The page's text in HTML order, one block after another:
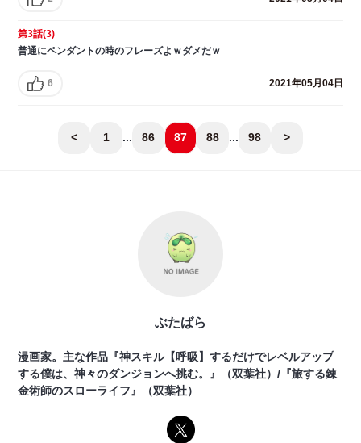
第3話(3)
普通にペンダントの時のフレーズよｗダメだｗ
6 2021年05月04日
< 1 ... 86 87 88 ... 98 >
ぶたばら
漫画家。主な作品『神スキル【呼吸】するだけでレベルアップ
する僕は、神々のダンジョンへ挑む。』（双葉社）/『旅する錬
金術師のスローライフ』（双葉社）